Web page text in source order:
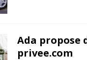
Ada propose
privee.com